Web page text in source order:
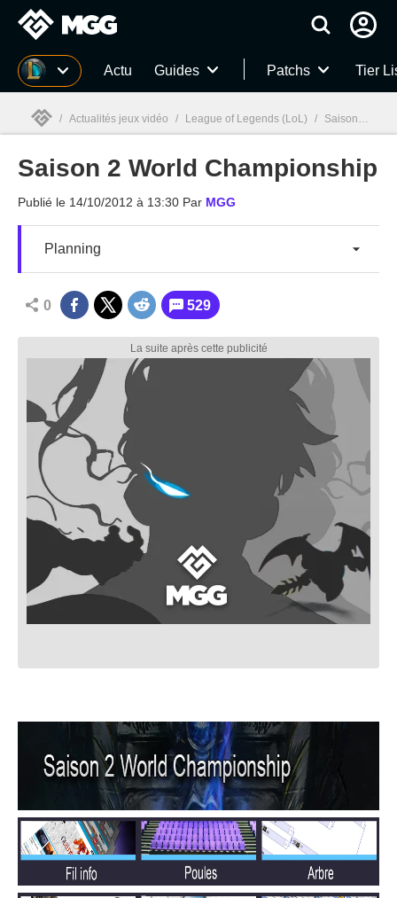
MGG Actu Guides Patchs Tier
MGG
/ Actualités jeux vidéo / League of Legends (LoL) / Saison 2 World Championship
Saison 2 World Championship
Publié le 14/10/2012 à 13:30 Par MGG
Planning
0 529